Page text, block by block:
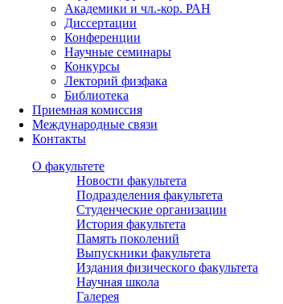
Академики и чл.-кор. РАН
Диссертации
Конференции
Научные семинары
Конкурсы
Лекторий физфака
Библиотека
Приемная комиссия
Международные связи
Контакты
О факультете
Новости факультета
Подразделения факультета
Студенческие организации
История факультета
Память поколений
Выпускники факультета
Издания физического факультета
Научная школа
Галерея